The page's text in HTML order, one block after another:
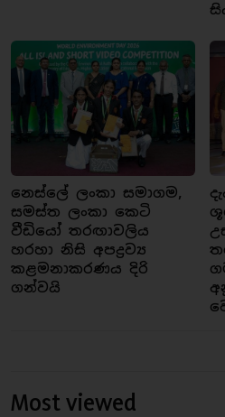
නෙස්ලේ ලංකා සමාගම,
සමස්ත ලංකා කෙටි
වීඩියෝ තරඟාවලිය
හරහා නිසි අපද්‍රව්‍ය
කළමනාකරණය දිරි
ගන්වයි
Most viewed